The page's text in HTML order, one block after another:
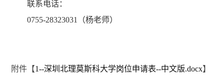
联系电话：
0755-28323031（杨老师）
附件【1--深圳北理莫斯科大学岗位申请表--中文版.docx】